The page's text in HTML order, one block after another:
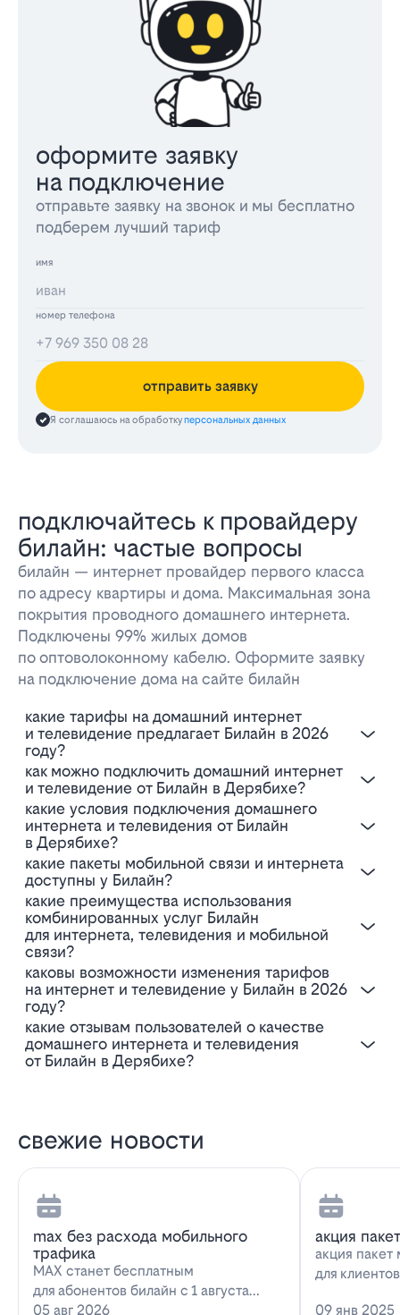
оформите заявку
на подключение
отправьте заявку на звонок и мы бесплатно
подберем лучший тариф
имя
номер телефона
отправить заявку
Я соглашаюсь на обработкуперсональных данных
подключайтесь к провайдеру
билайн: частые вопросы
билайн — интернет провайдер первого класса
по адресу квартиры и дома. Максимальная зона
покрытия проводного домашнего интернета.
Подключены 99% жилых домов
по оптоволоконному кабелю. Оформите заявку
на подключение дома на сайте билайн
Какие тарифы на домашний интернет
и телевидение предлагает Билайн в 2026
году?
Как можно подключить домашний интернет
и телевидение от Билайн в Дерябихе?
Какие условия подключения домашнего
интернета и телевидения от Билайн
в Дерябихе?
Какие пакеты мобильной связи и интернета
доступны у Билайн?
Какие преимущества использования
комбинированных услуг Билайн
для интернета, телевидения и мобильной
связи?
Каковы возможности изменения тарифов
на интернет и телевидение у Билайн в 2026
году?
Какие отзывам пользователей о качестве
домашнего интернета и телевидения
от Билайн в Дерябихе?
свежие новости
max без расхода мобильного
трафика
MAX станет бесплатным
для абонентов билайн с 1 августа
2026 года использование
05 авг 2026
акция
акция пакет
для
09 янв 2025